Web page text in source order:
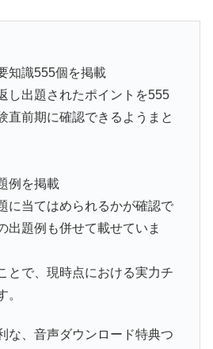
知識555個を掲載
し出題されたポイントを555
直前期に確認できるようまと
例を掲載
に当てはめられるかが確認で
出題例も併せて載せていま
とで、現時点における実力チ
。
な、音声ダウンロード特典つ